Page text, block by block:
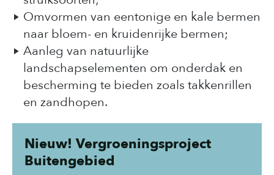
Omvormen van eentonige en kale bermen
naar bloem- en kruidenrijke bermen;
Aanleg van natuurlijke
landschapselementen om onderdak en
bescherming te bieden zoals takkenrillen
en zandhopen.
Nieuw! Vergroeningsproject
Buitengebied